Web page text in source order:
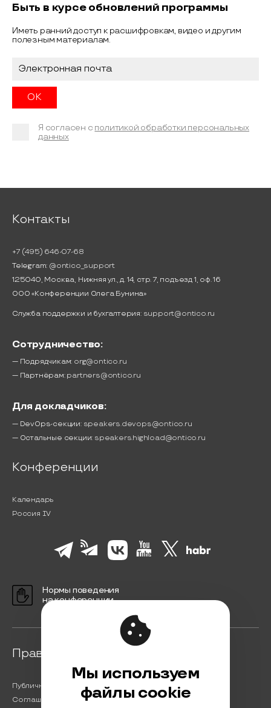
Быть в курсе обновлений программы
Иметь ранний доступ к расшифровкам, видео и другим
полезным материалам.
Я согласен с политикой обработки персональных
данных
Контакты
+7 (495) 646-07-68
Telegram: @ontico_support
125040, Москва, Нижняя ул., д. 14, стр. 7, подъезд 1, оф. 16
ООО «Конференции Олега Бунина»
Служба поддержки и бухгалтерия: support@ontico.ru
Сотрудничество:
— Подрядчикам: org@ontico.ru
— Партнёрам: partners@ontico.ru
Для докладчиков:
— DevOps-секции: speakers.devops@ontico.ru
— Остальные секции: speakers.highload@ontico.ru
Конференции
Календарь
Россия IV
Нормы поведения
на конференции
Правовая информация
Публичная оферта
Соглашение на обработку персональных данных
Мы используем
файлы cookie